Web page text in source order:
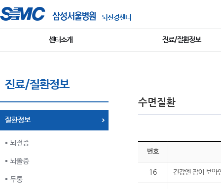
뇌신경센터
센터소개 진료/질환정보
진료/질환정보
질환정보
뇌전증
뇌졸중
두통
수면질환
번호
16 건강엔 잠이 보약